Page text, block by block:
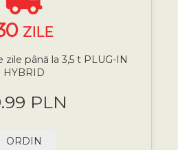
ZILE
până la 3,5 t PLUG-IN
HYBRID
PLN
ORDIN